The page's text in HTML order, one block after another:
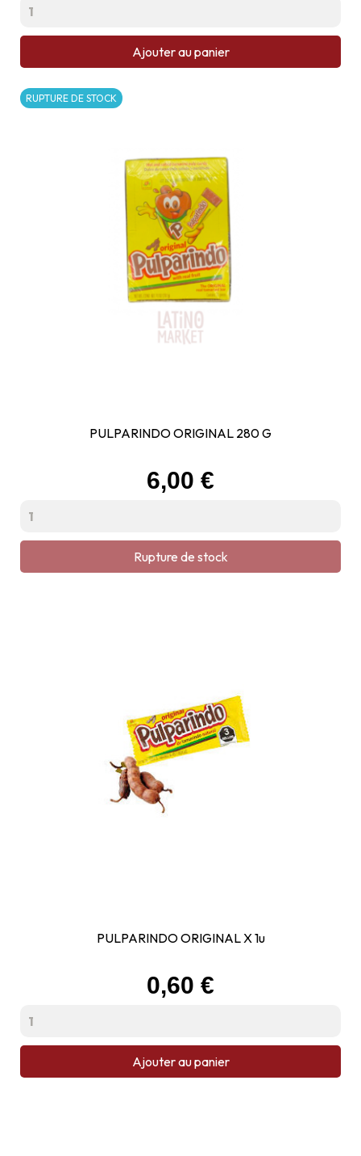
Ajouter au panier
PULPARINDO ORIGINAL 280 G
Prix
6,00 €
Rupture de stock
RUPTURE DE STOCK
PULPARINDO ORIGINAL X 1u
Prix
0,60 €
Ajouter au panier